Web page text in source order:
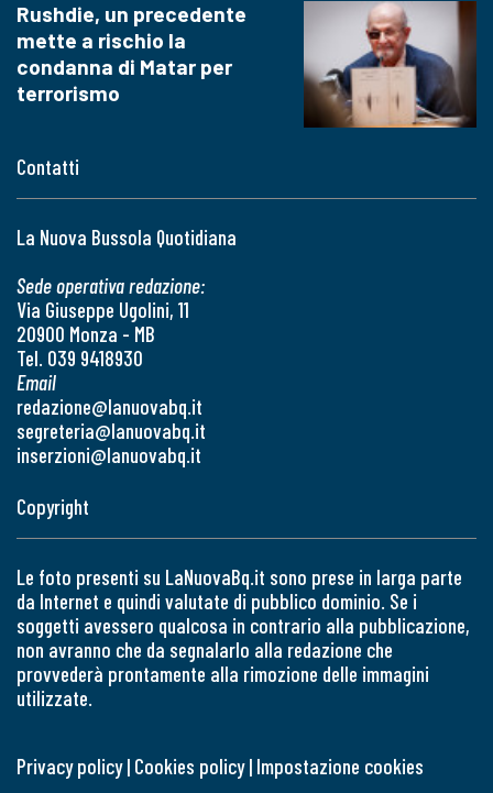
Contatti
La Nuova Bussola Quotidiana
Sede operativa redazione:
Via Giuseppe Ugolini, 11
20900 Monza - MB
Tel. 039 9418930
Email
redazione@lanuovabq.it
segreteria@lanuovabq.it
inserzioni@lanuovabq.it
Rushdie, un precedente
mette a rischio la
condanna di Matar per
terrorismo
Copyright
Le foto presenti su LaNuovaBq.it sono prese in larga parte
da Internet e quindi valutate di pubblico dominio. Se i
soggetti avessero qualcosa in contrario alla pubblicazione,
non avranno che da segnalarlo alla redazione che
provvederà prontamente alla rimozione delle immagini
utilizzate.
Privacy policy| Cookies policy| Impostazione cookies